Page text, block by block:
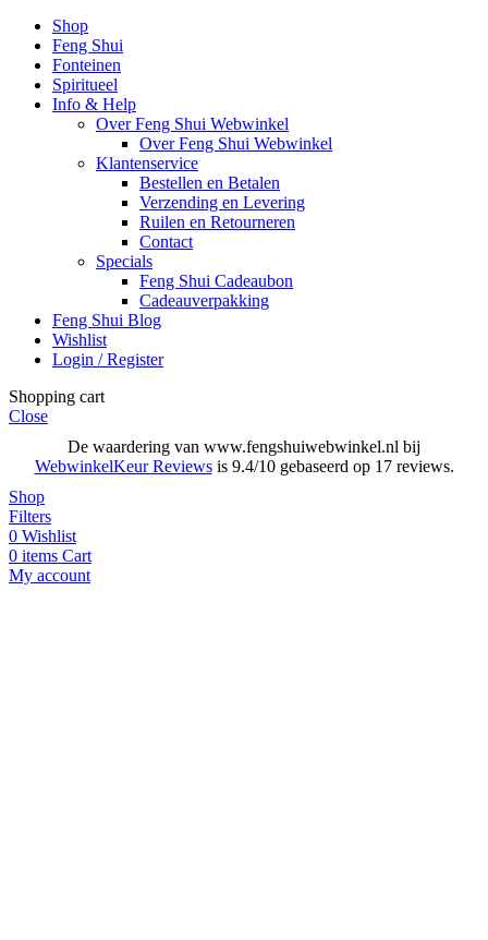
Shop
Feng Shui
Fonteinen
Spiritueel
Info & Help
Over Feng Shui Webwinkel
Over Feng Shui Webwinkel
Klantenservice
Bestellen en Betalen
Verzending en Levering
Ruilen en Retourneren
Contact
Specials
Feng Shui Cadeaubon
Cadeauverpakking
Feng Shui Blog
Wishlist
Login / Register
Shopping cart
Close
De waardering van www.fengshuiwebwinkel.nl bij
WebwinkelKeur Reviewsis 9.4/10 gebaseerd op 17 reviews.
Shop
Filters
0 Wishlist
0 items Cart
My account